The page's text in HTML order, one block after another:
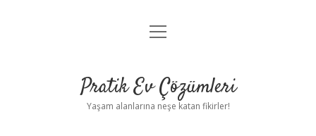
Anasayfa
Yasal Uyarı
menüyü
Pratik Ev Çözümleri
Yaşam alanlarına neşe katan fikirler!